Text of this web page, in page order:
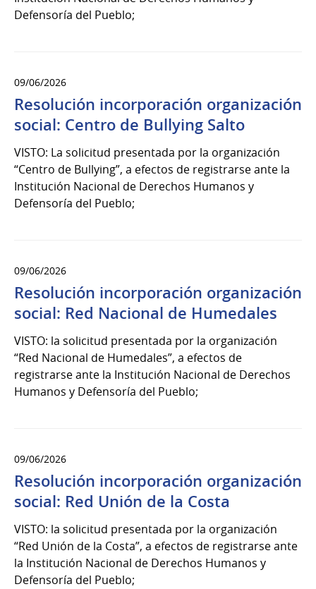
Defensoría del Pueblo;
09/06/2026
Resolución incorporación organización
social: Centro de Bullying Salto
VISTO: La solicitud presentada por la organización
“Centro de Bullying”, a efectos de registrarse ante la
Institución Nacional de Derechos Humanos y
Defensoría del Pueblo;
09/06/2026
Resolución incorporación organización
social: Red Nacional de Humedales
VISTO: la solicitud presentada por la organización
“Red Nacional de Humedales”, a efectos de
registrarse ante la Institución Nacional de Derechos
Humanos y Defensoría del Pueblo;
09/06/2026
Resolución incorporación organización
social: Red Unión de la Costa
VISTO: la solicitud presentada por la organización
“Red Unión de la Costa”, a efectos de registrarse ante
la Institución Nacional de Derechos Humanos y
Defensoría del Pueblo;